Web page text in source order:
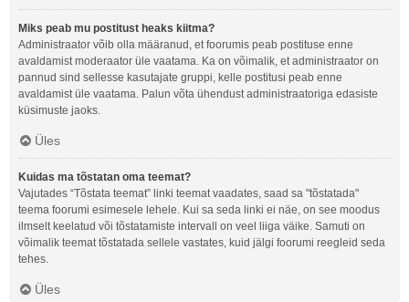
Miks peab mu postitust heaks kiitma?
Administraator võib olla määranud, et foorumis peab postituse enne
avaldamist moderaator üle vaatama. Ka on võimalik, et administraator on
pannud sind sellesse kasutajate gruppi, kelle postitusi peab enne
avaldamist üle vaatama. Palun võta ühendust administraatoriga edasiste
küsimuste jaoks.
Üles
Kuidas ma tõstatan oma teemat?
Vajutades “Tõstata teemat” linki teemat vaadates, saad sa "tõstatada"
teema foorumi esimesele lehele. Kui sa seda linki ei näe, on see moodus
ilmselt keelatud või tõstatamiste intervall on veel liiga väike. Samuti on
võimalik teemat tõstatada sellele vastates, kuid jälgi foorumi reegleid seda
tehes.
Üles